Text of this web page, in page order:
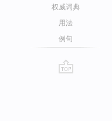
权威词典
用法
例句